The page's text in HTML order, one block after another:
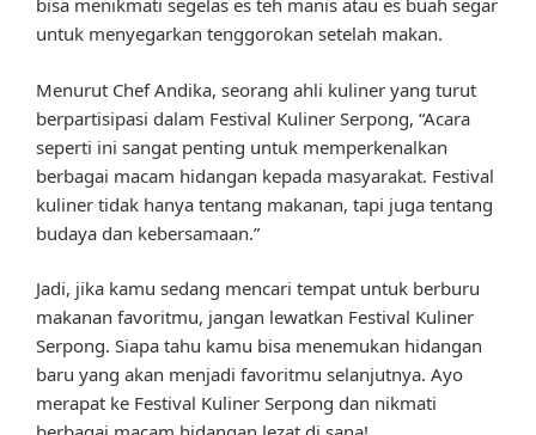
bisa menikmati segelas es teh manis atau es buah segar
untuk menyegarkan tenggorokan setelah makan.
Menurut Chef Andika, seorang ahli kuliner yang turut
berpartisipasi dalam Festival Kuliner Serpong, “Acara
seperti ini sangat penting untuk memperkenalkan
berbagai macam hidangan kepada masyarakat. Festival
kuliner tidak hanya tentang makanan, tapi juga tentang
budaya dan kebersamaan.”
Jadi, jika kamu sedang mencari tempat untuk berburu
makanan favoritmu, jangan lewatkan Festival Kuliner
Serpong. Siapa tahu kamu bisa menemukan hidangan
baru yang akan menjadi favoritmu selanjutnya. Ayo
merapat ke Festival Kuliner Serpong dan nikmati